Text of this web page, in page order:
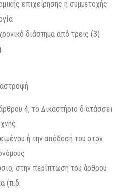
επιχείρησης ή συμμετοχής
διάστημα από τρεις (3)
4, το Δικαστήριο διατάσσει
ή την απόδοσή του στον
στην περίπτωση του άρθρου
(π.δ.